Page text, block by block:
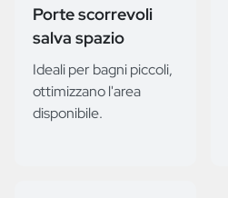
Porte scorrevoli
salva spazio
Ideali per bagni piccoli,
ottimizzano l'area
disponibile.